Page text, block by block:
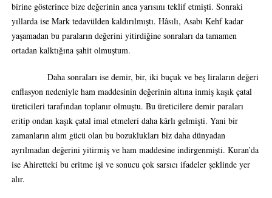
birine gösterince bize değerinin anca yarısını teklif etmişti. Sonraki
yıllarda ise Mark tedavülden kaldırılmıştı. Hâsılı, Asabı Kehf kadar
yaşamadan bu paraların değerini yitirdiğine sonraları da tamamen
ortadan kalktığına şahit olmuştum.
Daha sonraları ise demir, bir, iki buçuk ve beş liraların değeri
enflasyon nedeniyle ham maddesinin değerinin altına inmiş kaşık çatal
üreticileri tarafından toplanır olmuştu. Bu üreticilere demir paraları
eritip ondan kaşık çatal imal etmeleri daha kârlı gelmişti. Yani bir
zamanların alım gücü olan bu bozuklukları biz daha dünyadan
ayrılmadan değerini yitirmiş ve ham maddesine indirgenmişti. Kuran’da
ise Ahiretteki bu eritme işi ve sonucu çok sarsıcı ifadeler şeklinde yer
alır.